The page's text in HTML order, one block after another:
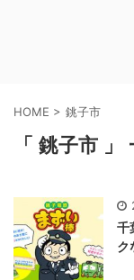
HOME > 銚子市
「 銚子市 」
千
ク